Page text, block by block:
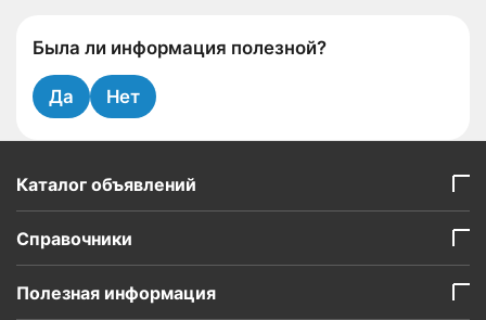
Была ли информация полезной?
Да Нет
Каталог объявлений
Справочники
Полезная информация